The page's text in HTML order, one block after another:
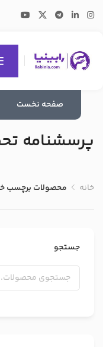
صفحه نخست
پرسشنامه
خانه محصولات برچسب
جستجو